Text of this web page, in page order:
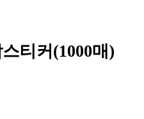
티커(1000매)